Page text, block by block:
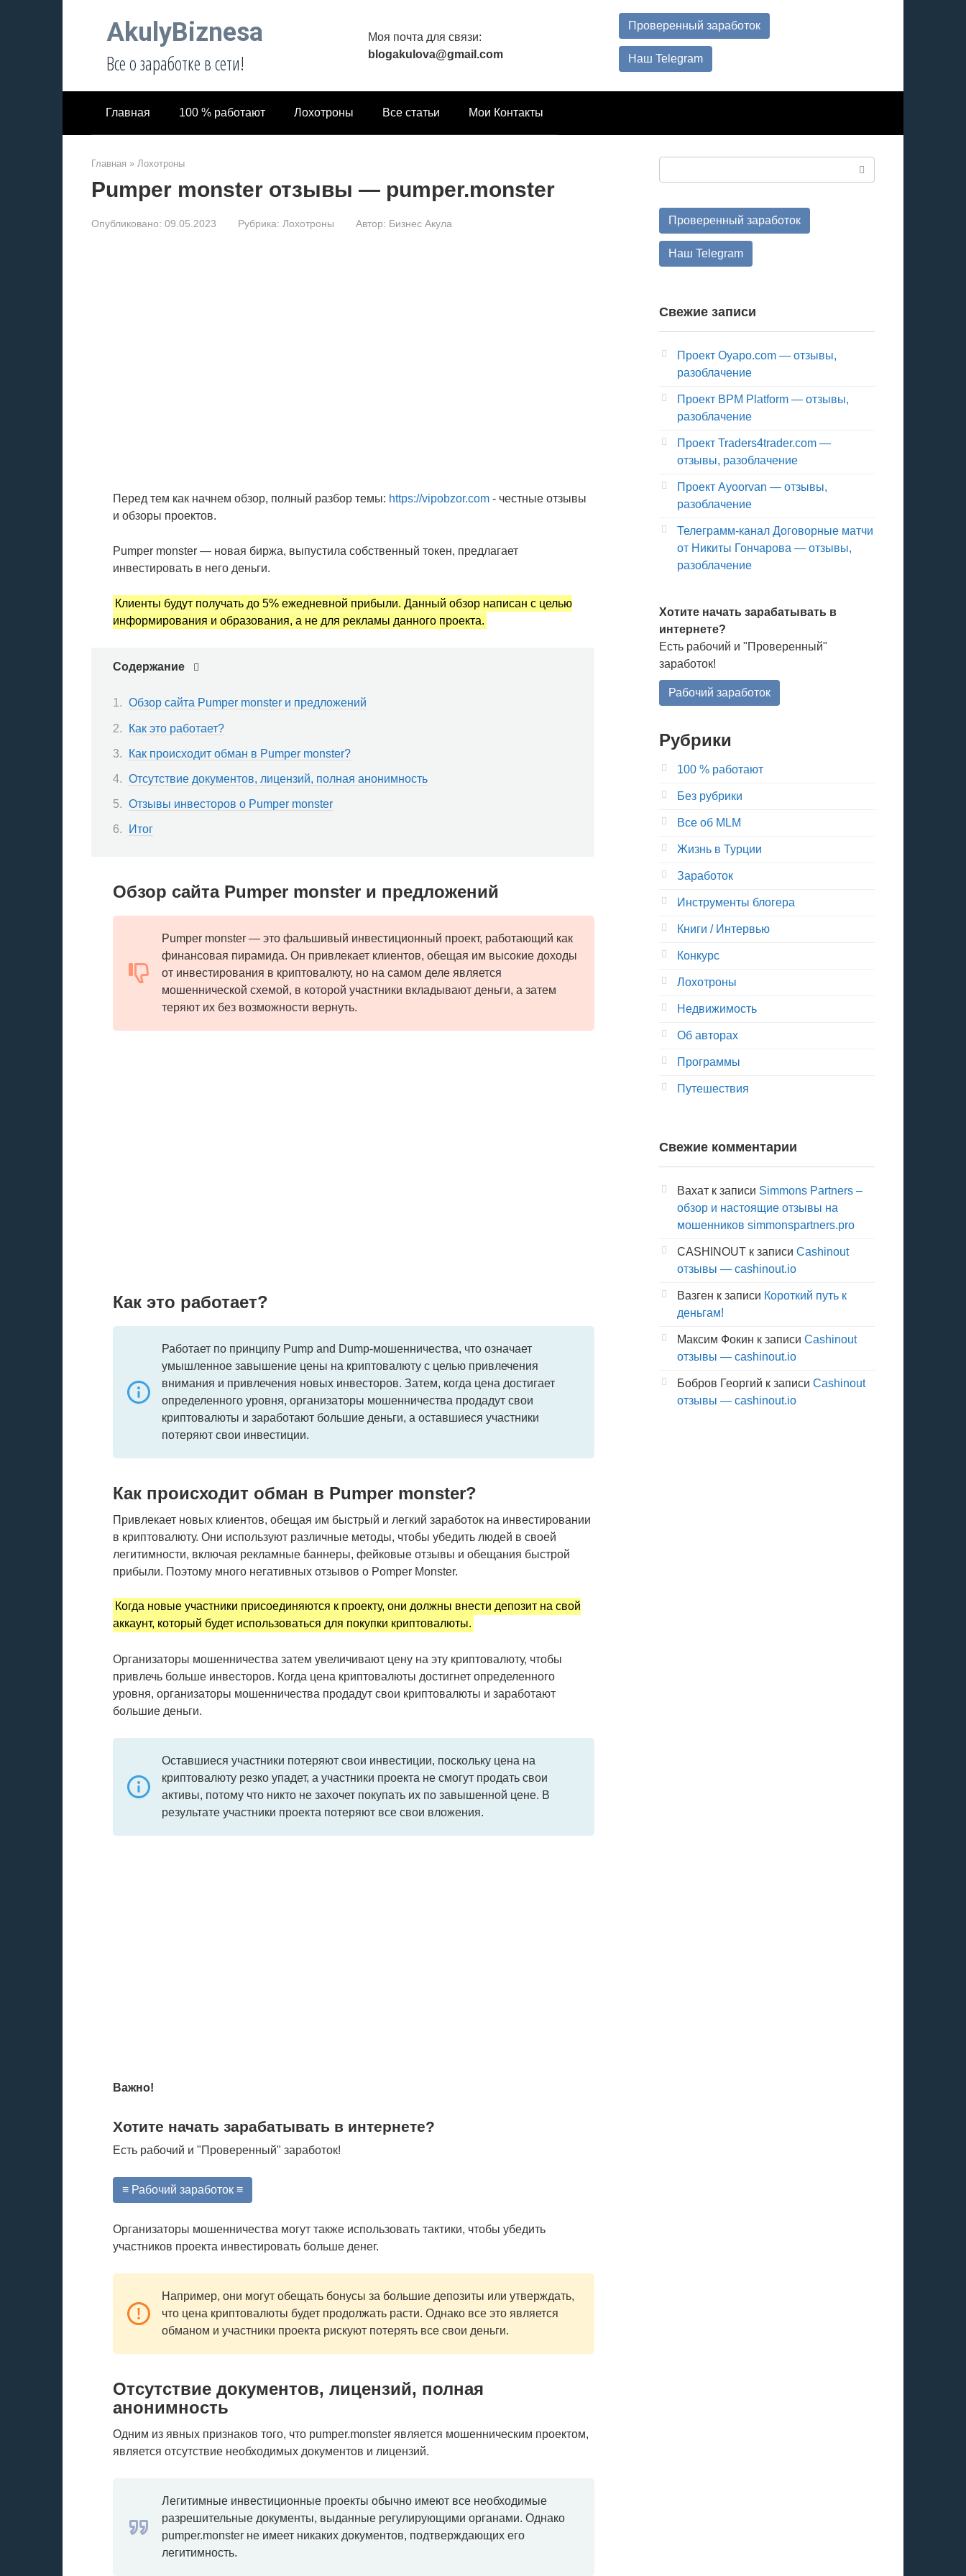
AkulyBiznesa
Все о заработке в сети!
Моя почта для связи:
blogakulova@gmail.com
Проверенный заработок
Наш Telegram
Главная 100 % работают Лохотроны Все статьи Мои Контакты
Главная » Лохотроны
Pumper monster отзывы — pumper.monster
Опубликовано: 09.05.2023 Рубрика: Лохотроны Автор: Бизнес Акула
Перед тем как начнем обзор, полный разбор темы: https://vipobzor.com - честные отзывы
и обзоры проектов.
Pumper monster — новая биржа, выпустила собственный токен, предлагает
инвестировать в него деньги.
Клиенты будут получать до 5% ежедневной прибыли. Данный обзор написан с целью
информирования и образования, а не для рекламы данного проекта.
Содержание
Обзор сайта Pumper monster и предложений
Как это работает?
Как происходит обман в Pumper monster?
Отсутствие документов, лицензий, полная анонимность
Отзывы инвесторов о Pumper monster
Итог
Обзор сайта Pumper monster и предложений
Pumper monster — это фальшивый инвестиционный проект, работающий как
финансовая пирамида. Он привлекает клиентов, обещая им высокие доходы
от инвестирования в криптовалюту, но на самом деле является
мошеннической схемой, в которой участники вкладывают деньги, а затем
теряют их без возможности вернуть.
Как это работает?
Работает по принципу Pump and Dump-мошенничества, что означает
умышленное завышение цены на криптовалюту с целью привлечения
внимания и привлечения новых инвесторов. Затем, когда цена достигает
определенного уровня, организаторы мошенничества продадут свои
криптовалюты и заработают большие деньги, а оставшиеся участники
потеряют свои инвестиции.
Как происходит обман в Pumper monster?
Привлекает новых клиентов, обещая им быстрый и легкий заработок на инвестировании
в криптовалюту. Они используют различные методы, чтобы убедить людей в своей
легитимности, включая рекламные баннеры, фейковые отзывы и обещания быстрой
прибыли. Поэтому много негативных отзывов о Pomper Monster.
Когда новые участники присоединяются к проекту, они должны внести депозит на свой
аккаунт, который будет использоваться для покупки криптовалюты.
Организаторы мошенничества затем увеличивают цену на эту криптовалюту, чтобы
привлечь больше инвесторов. Когда цена криптовалюты достигнет определенного
уровня, организаторы мошенничества продадут свои криптовалюты и заработают
большие деньги.
Оставшиеся участники потеряют свои инвестиции, поскольку цена на
криптовалюту резко упадет, а участники проекта не смогут продать свои
активы, потому что никто не захочет покупать их по завышенной цене. В
результате участники проекта потеряют все свои вложения.
Важно!
Хотите начать зарабатывать в интернете?
Есть рабочий и "Проверенный" заработок!
≡ Рабочий заработок ≡
Организаторы мошенничества могут также использовать тактики, чтобы убедить
участников проекта инвестировать больше денег.
Например, они могут обещать бонусы за большие депозиты или утверждать,
что цена криптовалюты будет продолжать расти. Однако все это является
обманом и участники проекта рискуют потерять все свои деньги.
Отсутствие документов, лицензий, полная
анонимность
Одним из явных признаков того, что pumper.monster является мошенническим проектом,
является отсутствие необходимых документов и лицензий.
Легитимные инвестиционные проекты обычно имеют все необходимые
разрешительные документы, выданные регулирующими органами. Однако
pumper.monster не имеет никаких документов, подтверждающих его
легитимность.
Проверенный заработок
Наш Telegram
Свежие записи
Проект Oyapo.com — отзывы,
разоблачение
Проект BPM Platform — отзывы,
разоблачение
Проект Traders4trader.com —
отзывы, разоблачение
Проект Ayoorvan — отзывы,
разоблачение
Телеграмм-канал Договорные матчи
от Никиты Гончарова — отзывы,
разоблачение
Хотите начать зарабатывать в
интернете?
Есть рабочий и "Проверенный"
заработок!
Рабочий заработок
Рубрики
100 % работают
Без рубрики
Все об MLM
Жизнь в Турции
Заработок
Инструменты блогера
Книги / Интервью
Конкурс
Лохотроны
Недвижимость
Об авторах
Программы
Путешествия
Свежие комментарии
Вахат к записи Simmons Partners –
обзор и настоящие отзывы на
мошенников simmonspartners.pro
CASHINOUT к записи Cashinout
отзывы — cashinout.io
Вазген к записи Короткий путь к
деньгам!
Максим Фокин к записи Cashinout
отзывы — cashinout.io
Бобров Георгий к записи Cashinout
отзывы — cashinout.io